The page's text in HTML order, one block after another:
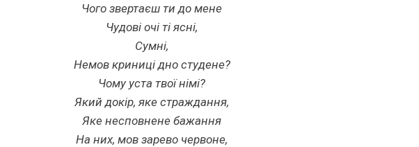
Чого звертаєш ти до мене
Чудові очі ті ясні,
Сумні,
Немов криниці дно студене?
Чому уста твої німі?
Який докір, яке страждання,
Яке несповнене бажання
На них, мов зарево червоне,